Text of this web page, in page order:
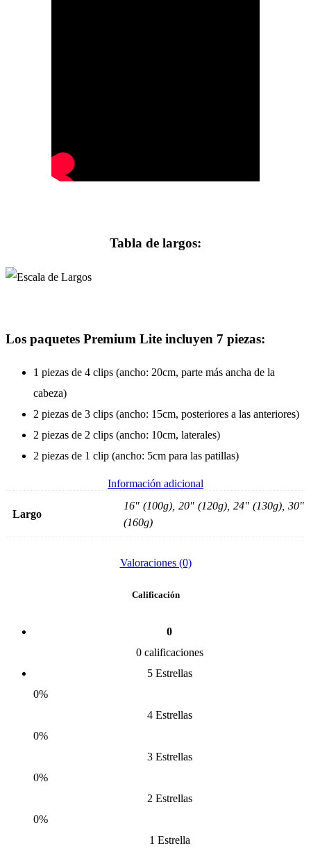
Tabla de largos:
Los paquetes Premium Lite incluyen 7 piezas:
1 piezas de 4 clips (ancho: 20cm, parte más ancha de la
cabeza)
2 piezas de 3 clips (ancho: 15cm, posteriores a las anteriores)
2 piezas de 2 clips (ancho: 10cm, laterales)
2 piezas de 1 clip (ancho: 5cm para las patillas)
Información adicional
Largo
16" (100g), 20" (120g), 24" (130g), 30"
(160g)
Valoraciones (0)
Calificación
0
0 calificaciones
5 Estrellas
0%
4 Estrellas
0%
3 Estrellas
0%
2 Estrellas
0%
1 Estrella